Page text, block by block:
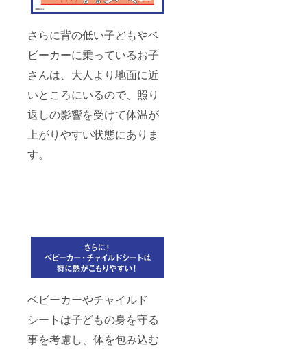
さらに背の低い子どもやベ
ビーカーに乗っているお子
さんは、大人より地面に近
いところにいるので、照り
返しの影響を受けて体温が
上がりやすい状態にありま
す。
ベビーカーやチャイルド
シートは子どもの身を守る
事を考慮し、体を包み込む